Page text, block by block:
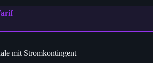
mit Stromkontingent